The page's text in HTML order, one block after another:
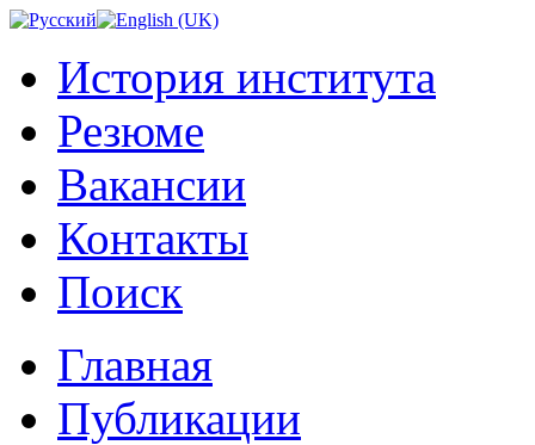
История института
Резюме
Вакансии
Контакты
Поиск
Главная
Публикации